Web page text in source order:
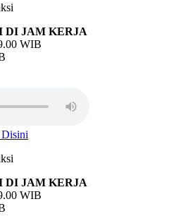
DI JAM KERJA
WIB
DI JAM KERJA
WIB